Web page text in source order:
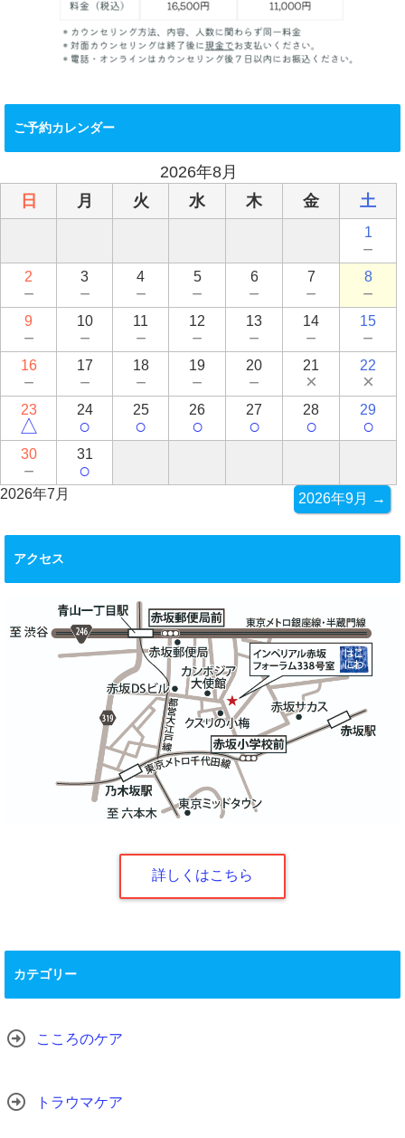
ご予約カレンダー
2026年8月
日
月 火 水 木 金 土
1
－
2
－
3
－
4
－
5
－
6
－
7
－
8
－
9
－
10
－
11
－
12
－
13
－
14
－
15
－
16
－
17
－
18
－
19
－
20
－
21
×
22
×
23
△
24
○
25
○
26
○
27
○
28
○
29
○
30
－
31
○
2026年7月 2026年9月 →
アクセス
詳しくはこちら
カテゴリー
こころのケア
トラウマケア